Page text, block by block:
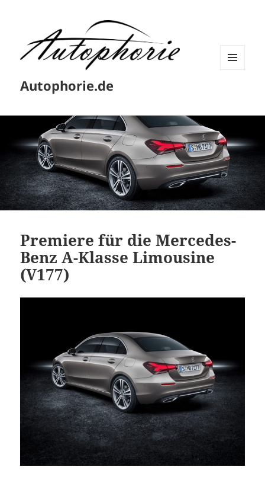
Autophorie.de
Premiere für die Mercedes-
Benz A-Klasse Limousine
(V177)